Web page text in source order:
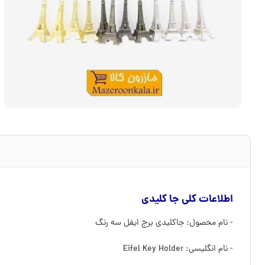
اطلاعات کلی جا کلیدی
- نام محصول: جاکلیدی برج ایفل سه رنگ
- نام انگلیسی: Eifel Key Holder